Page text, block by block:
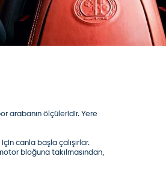
arabanın ölçüleridir. Yere
canla başla çalışırlar.
bloğuna takılmasından,